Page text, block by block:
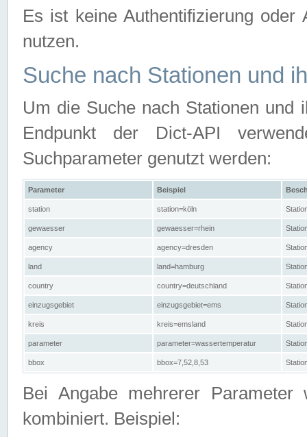
Es ist keine Authentifizierung
nutzen.
Suche nach Stationen und
Um die Suche nach Stationen und
Endpunkt der Dict-API
Suchparameter genutzt werden:
Parameter Beispiel
station station=köln
gewaesser gewaesser=rhein
agency agency=dresden
land land=hamburg
country country=deutschland
einzugsgebiet einzugsgebiet=ems
kreis kreis=emsland
parameter parameter=wassertemperatur
bbox bbox=7,52,8,53
Bei Angabe mehrerer Parameter
kombiniert. Beispiel: